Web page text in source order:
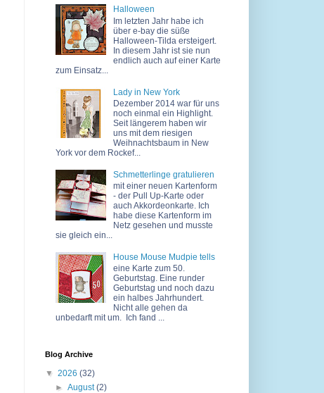
Halloween
Im letzten Jahr habe ich
über e-bay die süße
Halloween-Tilda ersteigert.
In diesem Jahr ist sie nun
endlich auch auf einer Karte
zum Einsatz...
Lady in New York
Dezember 2014 war für uns
noch einmal ein Highlight.
Seit längerem haben wir
uns mit dem riesigen
Weihnachtsbaum in New
York vor dem Rockef...
Schmetterlinge gratulieren
mit einer neuen Kartenform
- der Pull Up-Karte oder
auch Akkordeonkarte. Ich
habe diese Kartenform im
Netz gesehen und musste
sie gleich ein...
House Mouse Mudpie tells
eine Karte zum 50.
Geburtstag. Eine runder
Geburtstag und noch dazu
ein halbes Jahrhundert.
Nicht alle gehen da
unbedarft mit um. Ich fand ...
Blog Archive
▼ 2026 (32)
►August(2)